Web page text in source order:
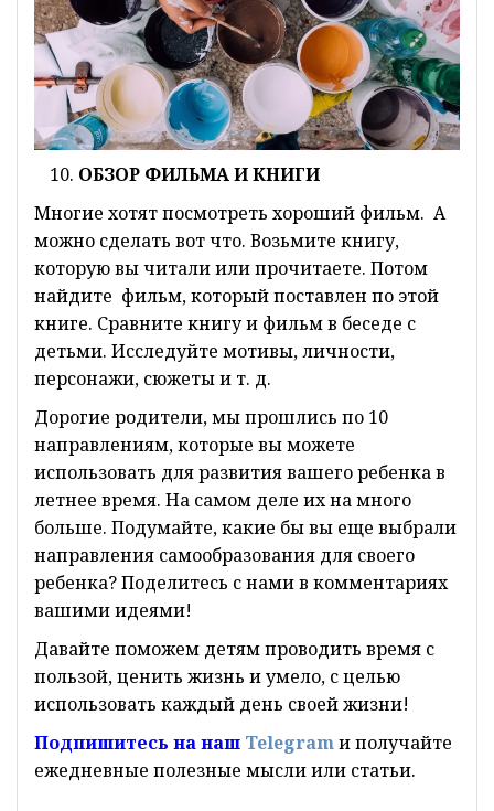
ОБЗОР ФИЛЬМА И КНИГИ
Многие хотят посмотреть хороший фильм. А
можно сделать вот что. Возьмите книгу,
которую вы читали или прочитаете. Потом
найдите фильм, который поставлен по этой
книге. Сравните книгу и фильм в беседе с
детьми. Исследуйте мотивы, личности,
персонажи, сюжеты и т. д.
Дорогие родители, мы прошлись по 10
направлениям, которые вы можете
использовать для развития вашего ребенка в
летнее время. На самом деле их на много
больше. Подумайте, какие бы вы еще выбрали
направления самообразования для своего
ребенка? Поделитесь с нами в комментариях
вашими идеями!
Давайте поможем детям проводить время с
пользой, ценить жизнь и умело, с целью
использовать каждый день своей жизни!
Подпишитесь на наш Telegramи получайте
ежедневные полезные мысли или статьи.